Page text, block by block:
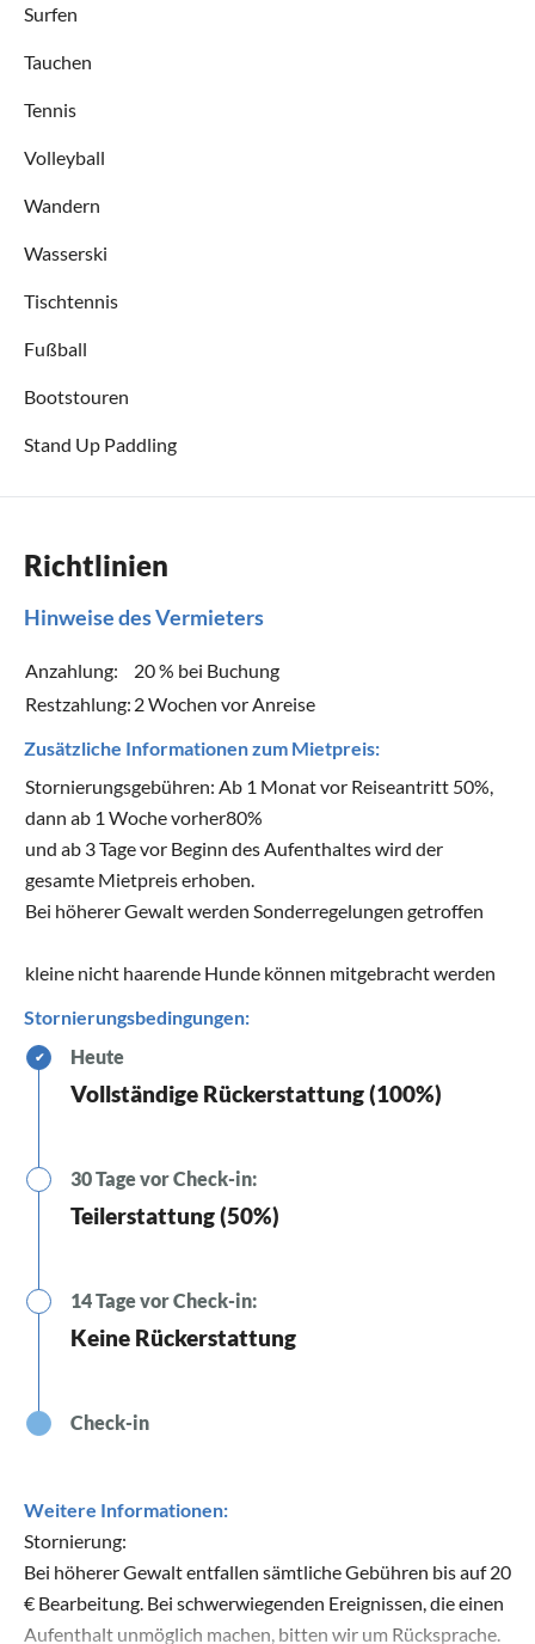
Surfen
Tauchen
Tennis
Volleyball
Wandern
Wasserski
Tischtennis
Fußball
Bootstouren
Stand Up Paddling
Richtlinien
Hinweise des Vermieters
Anzahlung:
20 % bei Buchung
Restzahlung: 2 Wochen vor Anreise
Zusätzliche Informationen zum Mietpreis:
Stornierungsgebühren: Ab 1 Monat vor Reiseantritt 50%,
dann ab 1 Woche vorher80%
und ab 3 Tage vor Beginn des Aufenthaltes wird der
gesamte Mietpreis erhoben.
Bei höherer Gewalt werden Sonderregelungen getroffen
kleine nicht haarende Hunde können mitgebracht werden
Stornierungsbedingungen:
✔ Heute
Vollständige Rückerstattung (100%)
30 Tage vor Check-in:
Teilerstattung (50%)
14 Tage vor Check-in:
Keine Rückerstattung
Check-in
Weitere Informationen:
Stornierung:
Bei höherer Gewalt entfallen sämtliche Gebühren bis auf 20
€ Bearbeitung. Bei schwerwiegenden Ereignissen, die einen
Aufenthalt unmöglich machen, bitten wir um Rücksprache.